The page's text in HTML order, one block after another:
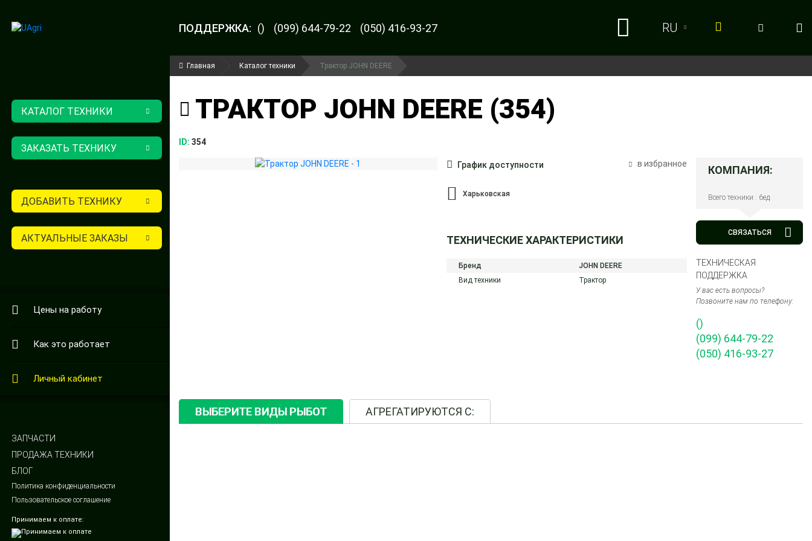
ПОДДЕРЖКА: () (099) 644-79-22 (050) 416-93-27
RU
КАТАЛОГ ТЕХНИКИ
ЗАКАЗАТЬ ТЕХНИКУ
ДОБАВИТЬ ТЕХНИКУ
АКТУАЛЬНЫЕ ЗАКАЗЫ
Цены на работу
Как это работает
Личный кабинет
ЗАПЧАСТИ
ПРОДАЖА ТЕХНИКИ
БЛОГ
Политика конфиденциальности
Пользовательское соглашение
Принимаем к оплате:
Главная Каталог техники Трактор JOHN DEERE
ТРАКТОР JOHN DEERE (354)
ID: 354
График доступности в избранное
Харьковская
ТЕХНИЧЕСКИЕ ХАРАКТЕРИСТИКИ
Бренд
JOHN DEERE
Вид техники
Трактор
КОМПАНИЯ:
Всего техники : 6ед.
СВЯЗАТЬСЯ
ТЕХНИЧЕСКАЯ
ПОДДЕРЖКА
У вас есть вопросы?
Позвоните нам по телефону:
()
(099) 644-79-22
(050) 416-93-27
ВЫБЕРИТЕ ВИДЫ РЫБОТ АГРЕГАТИРУЮТСЯ С: